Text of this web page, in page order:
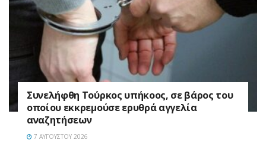
Συνελήφθη Τούρκος υπήκοος, σε βάρος του
οποίου εκκρεμούσε ερυθρά αγγελία
αναζητήσεων
7 ΑΥΓΟΎΣΤΟΥ 2026